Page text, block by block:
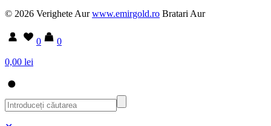
© 2026 Verighete Aurwww.emirgold.ro Bratari Aur
0
0
0,00 lei